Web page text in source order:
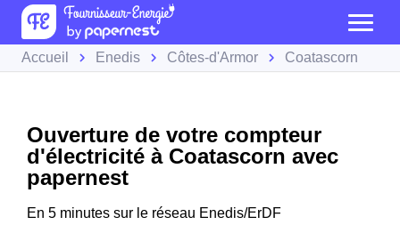
Accueil Enedis Côtes-d'Armor Coatascorn